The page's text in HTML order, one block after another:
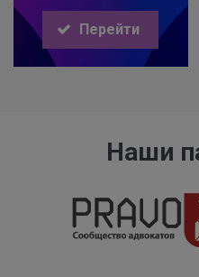
Перейти
Наши